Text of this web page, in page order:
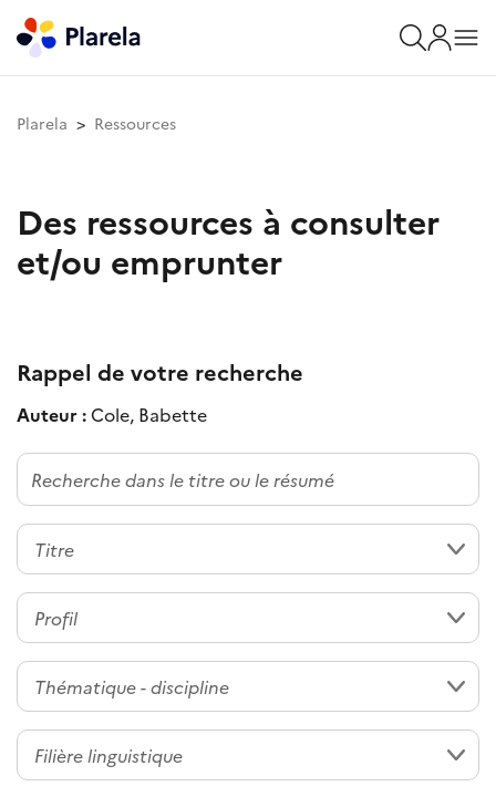
Plarela Ressources
Des ressources à consulter
et/ou emprunter
Rappel de votre recherche
Auteur : Cole, Babette